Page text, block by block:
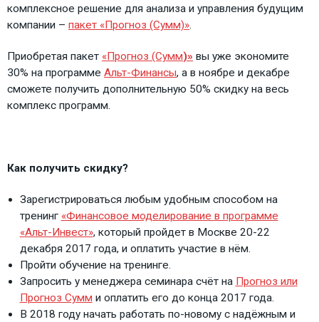
комплексное решение для анализа и управления будущим
компании – пакет «Прогноз (Сумм)».
Приобретая пакет «Прогноз (Сумм)» вы уже экономите
30% на программе Альт-Финансы, а в ноябре и декабре
сможете получить дополнительную 50% скидку на весь
комплекс программ.
Как получить скидку?
Зарегистрироваться любым удобным способом на
тренинг «Финансовое моделирование в программе
«Альт-Инвест», который пройдет в Москве 20-22
декабря 2017 года, и оплатить участие в нём.
Пройти обучение на тренинге.
Запросить у менеджера семинара счёт на Прогноз или
Прогноз Сумм и оплатить его до конца 2017 года.
В 2018 году начать работать по-новому с надёжным и